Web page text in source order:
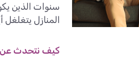
سنوات الذين
المنازل يتغلغل
كيف نتحدث عن